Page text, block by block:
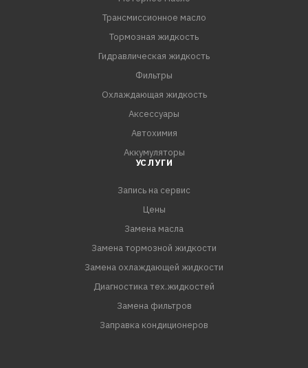
Трансмиссионное масло
Тормозная жидкость
Гидравлическая жидкость
Фильтры
Охлаждающая жидкость
Аксессуары
Автохимия
Аккумуляторы
УСЛУГИ
Запись на сервис
Цены
Замена масла
Замена тормозной жидкости
Замена охлаждающей жидкости
Диагностика тех.жидкостей
Замена фильтров
Заправка кондиционеров